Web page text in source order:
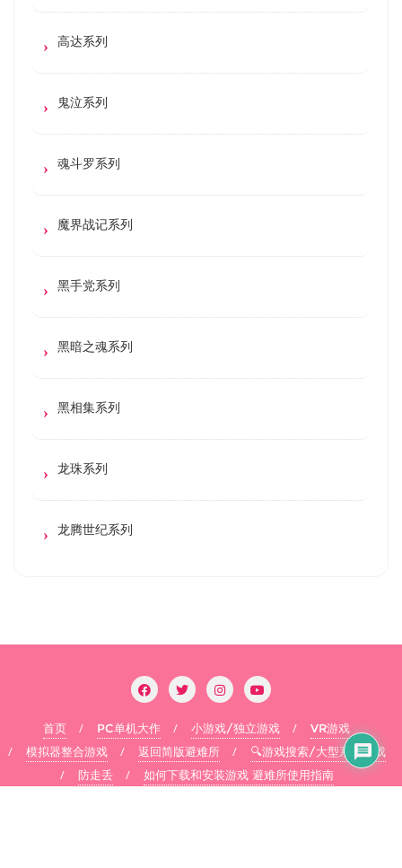
高达系列
鬼泣系列
魂斗罗系列
魔界战记系列
黑手党系列
黑暗之魂系列
黑相集系列
龙珠系列
龙腾世纪系列
首页 PC单机大作 小游戏/独立游戏
VR游戏
模拟器整合游戏
返回简版避难所
🔍游戏搜索/大型系列游戏
防走丢
如何下载和安装游戏 避难所使用指南